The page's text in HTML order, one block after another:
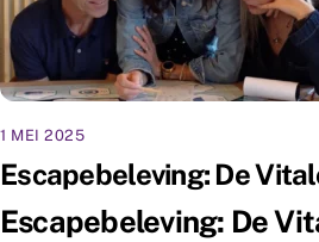
1 MEI 2025
Escapebeleving: De
Escapebeleving: De